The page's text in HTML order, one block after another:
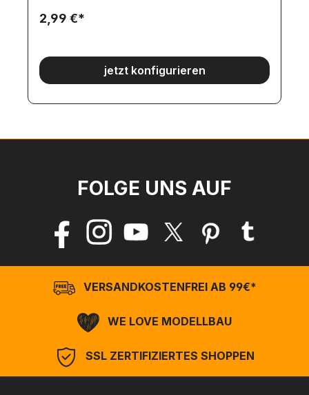
wird individuell für Sie hergestellt. Dadurch ergibt
sich eine Lieferverzögerung, wie beim Artikel
angefertigt.
2,99 €*
jetzt konfigurieren
FOLGE UNS AUF
VERSANDKOSTENFREI AB 99€*
WE LOVE MODELLBAU
SSL ZERTIFIZIERTES SHOPPEN